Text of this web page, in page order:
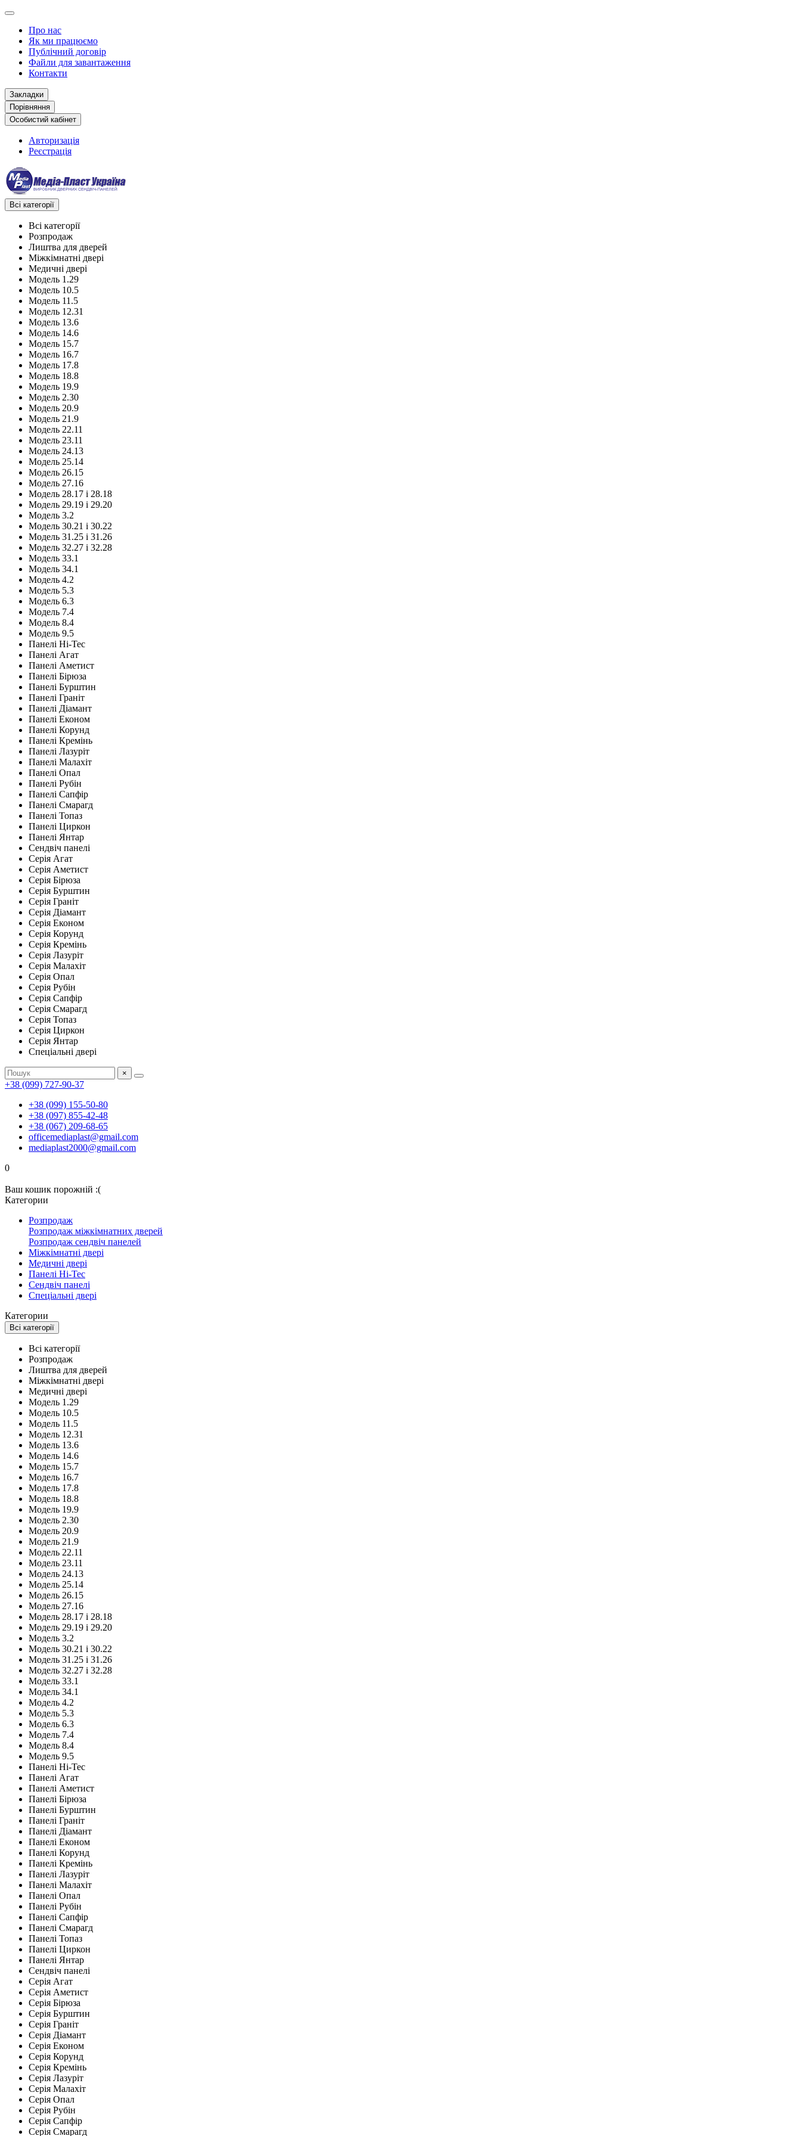
Про нас
Як ми працюємо
Публічний договір
Файли для завантаження
Контакти
Закладки
Порівняння
Особистий кабінет
Авторизація
Реєстрація
Всі категорії
Всі категорії
Розпродаж
Лиштва для дверей
Міжкімнатні двері
Медичні двері
Модель 1.29
Модель 10.5
Модель 11.5
Модель 12.31
Модель 13.6
Модель 14.6
Модель 15.7
Модель 16.7
Модель 17.8
Модель 18.8
Модель 19.9
Модель 2.30
Модель 20.9
Модель 21.9
Модель 22.11
Модель 23.11
Модель 24.13
Модель 25.14
Модель 26.15
Модель 27.16
Модель 28.17 і 28.18
Модель 29.19 і 29.20
Модель 3.2
Модель 30.21 і 30.22
Модель 31.25 і 31.26
Модель 32.27 і 32.28
Модель 33.1
Модель 34.1
Модель 4.2
Модель 5.3
Модель 6.3
Модель 7.4
Модель 8.4
Модель 9.5
Панелі Hi-Tec
Панелі Агат
Панелі Аметист
Панелі Бірюза
Панелі Бурштин
Панелі Граніт
Панелі Діамант
Панелі Економ
Панелі Корунд
Панелі Кремінь
Панелі Лазуріт
Панелі Малахіт
Панелі Опал
Панелі Рубін
Панелі Сапфір
Панелі Смарагд
Панелі Топаз
Панелі Циркон
Панелі Янтар
Сендвіч панелі
Серія Агат
Серія Аметист
Серія Бірюза
Серія Бурштин
Серія Граніт
Серія Діамант
Серія Економ
Серія Корунд
Серія Кремінь
Серія Лазуріт
Серія Малахіт
Серія Опал
Серія Рубін
Серія Сапфір
Серія Смарагд
Серія Топаз
Серія Циркон
Серія Янтар
Спеціальні двері
×
+38 (099) 727-90-37
+38 (099) 155-50-80
+38 (097) 855-42-48
+38 (067) 209-68-65
officemediaplast@gmail.com
mediaplast2000@gmail.com
0
Ваш кошик порожній :(
Категории
Розпродаж
Розпродаж міжкімнатних дверей
Розпродаж сендвіч панелей
Міжкімнатні двері
Медичні двері
Панелі Hi-Tec
Сендвіч панелі
Спеціальні двері
Категории
Всі категорії
Всі категорії
Розпродаж
Лиштва для дверей
Міжкімнатні двері
Медичні двері
Модель 1.29
Модель 10.5
Модель 11.5
Модель 12.31
Модель 13.6
Модель 14.6
Модель 15.7
Модель 16.7
Модель 17.8
Модель 18.8
Модель 19.9
Модель 2.30
Модель 20.9
Модель 21.9
Модель 22.11
Модель 23.11
Модель 24.13
Модель 25.14
Модель 26.15
Модель 27.16
Модель 28.17 і 28.18
Модель 29.19 і 29.20
Модель 3.2
Модель 30.21 і 30.22
Модель 31.25 і 31.26
Модель 32.27 і 32.28
Модель 33.1
Модель 34.1
Модель 4.2
Модель 5.3
Модель 6.3
Модель 7.4
Модель 8.4
Модель 9.5
Панелі Hi-Tec
Панелі Агат
Панелі Аметист
Панелі Бірюза
Панелі Бурштин
Панелі Граніт
Панелі Діамант
Панелі Економ
Панелі Корунд
Панелі Кремінь
Панелі Лазуріт
Панелі Малахіт
Панелі Опал
Панелі Рубін
Панелі Сапфір
Панелі Смарагд
Панелі Топаз
Панелі Циркон
Панелі Янтар
Сендвіч панелі
Серія Агат
Серія Аметист
Серія Бірюза
Серія Бурштин
Серія Граніт
Серія Діамант
Серія Економ
Серія Корунд
Серія Кремінь
Серія Лазуріт
Серія Малахіт
Серія Опал
Серія Рубін
Серія Сапфір
Серія Смарагд